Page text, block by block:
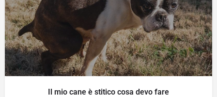
Il mio cane è stitico cosa devo fare